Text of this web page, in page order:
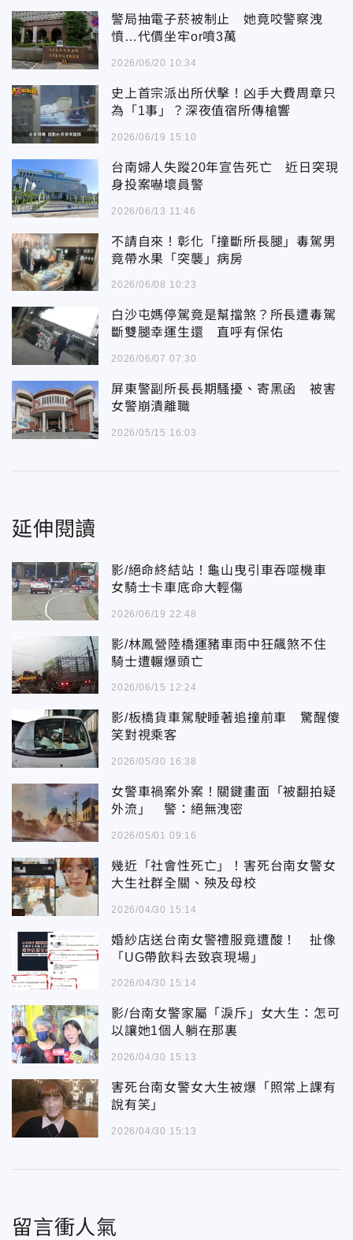
警局抽電子菸被制止 她竟咬警察洩
憤…代價坐牢or噴3萬
2026/06/20 10:34
史上首宗派出所伏擊！凶手大費周章只
為「1事」？深夜值宿所傳槍響
2026/06/19 15:10
台南婦人失蹤20年宣告死亡 近日突現
身投案嚇壞員警
2026/06/13 11:46
不請自來！彰化「撞斷所長腿」毒駕男
竟帶水果「突襲」病房
2026/06/08 10:23
白沙屯媽停駕竟是幫擋煞？所長遭毒駕
斷雙腿幸運生還 直呼有保佑
2026/06/07 07:30
屏東警副所長長期騷擾、寄黑函 被害
女警崩潰離職
2026/05/15 16:03
延伸閱讀
影/絕命終結站！龜山曳引車吞噬機車
女騎士卡車底命大輕傷
2026/06/19 22:48
影/林鳳營陸橋運豬車雨中狂飆煞不住
騎士遭輾爆頭亡
2026/06/15 12:24
影/板橋貨車駕駛睡著追撞前車 驚醒傻
笑對視乘客
2026/05/30 16:38
女警車禍案外案！關鍵畫面「被翻拍疑
外流」 警：絕無洩密
2026/05/01 09:16
幾近「社會性死亡」！害死台南女警女
大生社群全關、殃及母校
2026/04/30 15:14
婚紗店送台南女警禮服竟遭酸！ 扯像
「UG帶飲料去致哀現場」
2026/04/30 15:14
影/台南女警家屬「淚斥」女大生：怎可
以讓她1個人躺在那裏
2026/04/30 15:13
害死台南女警女大生被爆「照常上課有
說有笑」
2026/04/30 15:13
留言衝人氣